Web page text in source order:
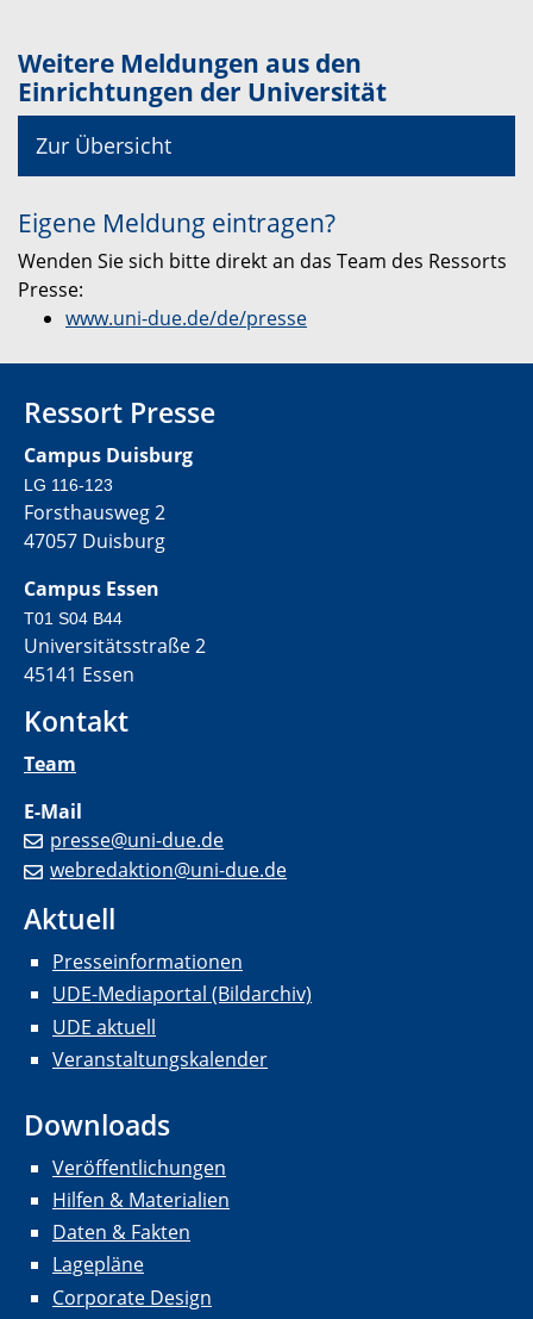
Weitere Meldungen aus den
Einrichtungen der Universität
Zur Übersicht
Eigene Meldung eintragen?
Wenden Sie sich bitte direkt an das Team des Ressorts
Presse:
www.uni-due.de/de/presse
Ressort Presse
Campus Duisburg
LG 116-123
Forsthausweg 2
47057 Duisburg
Campus Essen
T01 S04 B44
Universitätsstraße 2
45141 Essen
Kontakt
Team
E-Mail
presse@uni-due.de
webredaktion@uni-due.de
Aktuell
Presseinformationen
UDE-Mediaportal (Bildarchiv)
UDE aktuell
Veranstaltungskalender
Downloads
Veröffentlichungen
Hilfen & Materialien
Daten & Fakten
Lagepläne
Corporate Design